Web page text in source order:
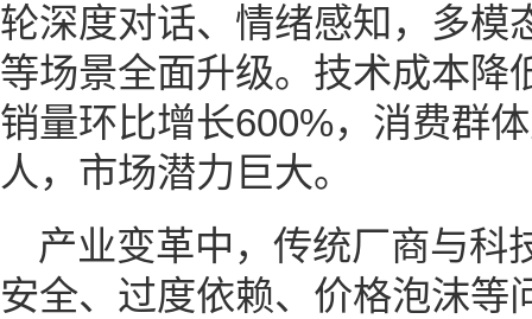
轮深度对话、情绪感知，多模
等场景全面升级。技术成本降
销量环比增长600%，消费群
人，市场潜力巨大。
产业变革中，传统厂商与科
安全、过度依赖、价格泡沫等